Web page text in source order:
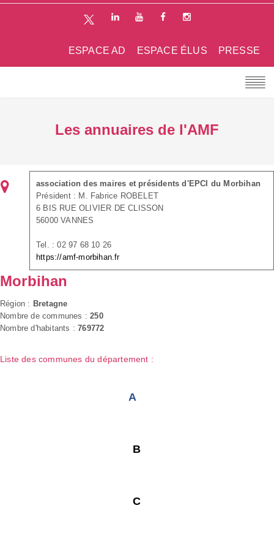
PRESSE
ESPACE ÉLUS
ESPACE AD
Les annuaires de l'AMF
association des maires et présidents d'EPCI du Morbihan
Président : M. Fabrice ROBELET
6 BIS RUE OLIVIER DE CLISSON
56000 VANNES
Tel. : 02 97 68 10 26
https://amf-morbihan.fr
Morbihan
Région : Bretagne
Nombre de communes :250
Nombre d'habitants :769772
Liste des communes du département :
A
B
C